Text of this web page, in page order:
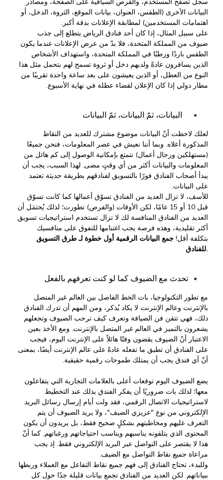
البيانات الأخرى (الطقس، العنوان، بيانات الموقع، الثروة، الدخل، أو
اهتمامات المستخدمين) لمطابقة الإعلانات بدقة أكبر.
على سبيل المثال، إذا كان أحد فنادق الرياض يتطلع إلى جذب
ضيوف من المملكة المتحدة، فلا بدّ من عرض الإعلانات عندما يكون
الطقس باردًا ورطبًا في المملكة المتحدة، واستهداف الأشخاص
الذين يسافرون عادةً ولديهم دخل أو ثروة تسمح لهم بتحمل مثل هذا
النوع من العطل، أو الذين يعيشون على بعد ساعة واحدة تقريبًا من
مطار دولي إذا كان الإعلان لقضاء عطلة في نهاية الأسبوع.
البيانات، ثمّ البيانات، ثمّ البيانات
لعلك لاحظت أنّ البيانات موضوع مشترك للعديد من النقاط
المذكورة أعلاه. وبما أننا نعيش في عصر المعلومات، فنحن جميعًا
(مستهلكين ورجال أعمال) نتمتع بإمكانية الوصول إلى كم هائل من
المعلومات والبيانات أكثر من أي وقتٍ مضى. لهذا السبب، يجب أن
يبدأ أصحاب الفنادق فورًا بالتسويق لفنادقهم بطريقة حديثة تعتمد
على البيانات.
للأسف، لا تزال العديد من الفنادق تسوّق أعمالها كما كانت تسوّق
قبل 10 أو 15 عامًا، لكن الأوقات (والفرص) تطورت؛ لذلك يُحتمَل أن
العديد من الفنادق المنافسة لك لا تزال تستخدم استراتيجيات تسويق
أكثر تقليدية، وهذه فرصة يجب اغتنامها للتفوق على منافسيك
بتكلفة أقل! جمع البيانات الرقمية أول خطوة لـطرق التسويق
للفنادق.
تحدث مع الضيوف كما لو كنت تعرفهم بالفعل
مع تطور التكنولوجيا، بات الخط الفاصل بين العالم غير المتصل
بالإنترنت وعالم الإنترنت لا يكاد يُذكر، ومن المهم أن تدرك الفنادق
ذلك، فهي تتقن فن الضيافة وتعرف كيف ترحب الضيوف وتجعلهم
يشعرون بالتميز في العالم غير المتصل بالإنترنت. ومع الأخذ بعين
الاعتبار أنّ الضيوف يقضون وفتًا هائلاً على الإنترنت اليوم، فيجب
على الفنادق أن تطبق ما تفعله عادةً على عالم الإنترنت أيضًا، بمعنى
أنّ أي فندق يجب أن يمتلك طموحات رقمية حقيقية.
يضع الضيوف اليوم توقعات أعلى بالعلامات التجارية التي يتفاعلون
معها؛ لذلك بات ضروريًا أن يفكر الفندق بذلك عند التخطيط
لاستراتيجيات الاتصال الرقمي، فقد ولت أيام إرسال رسائل البريد
الإلكتروني من نوع "عزيزي الضيف"، ولا يريد الضيوف أن يتم
التعرف عليهم ومخاطبتهم بشكلٍ صحيح فقط، بل يريدون أن يكون
المحتوى الذي يتلقونه يناسبهم ويناسب احتياجاتهم ورغباتهم. كما أنّ
هذا لا يقتصر على التواصل عبر البريد الإلكتروني فقط. إذ يجب
مراعاة جميع نقاط التواصل مع الضيف.
وللبدء، تحتاج الفنادق إلى فهم جميع نقاط التفاعل مع العملاء وربطها
ببياناتهم. لكن العديد من الفنادق تجمع بيانات قليلة جدًا حول كل